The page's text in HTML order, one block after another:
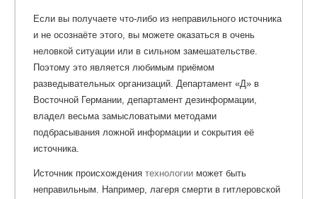
Если вы получаете что-либо из неправильного источника
и не осознаёте этого, вы можете оказаться в очень
неловкой ситуации или в сильном замешательстве.
Поэтому это является любимым приёмом
разведывательных организаций. Департамент «Д» в
Восточной Германии, департамент дезинформации,
владел весьма замысловатыми методами
подбрасывания ложной информации и сокрытия её
источника.
Источник происхождения технологии может быть
неправильным. Например, лагеря смерти в гитлеровской